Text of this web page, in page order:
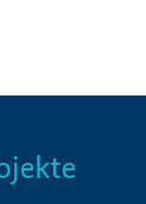
Info